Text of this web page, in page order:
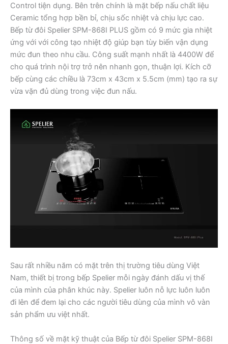
Control tiện dụng. Bên trên chính là mặt bếp nấu chất liệu
Ceramic tổng hợp bền bỉ, chịu sốc nhiệt và chịu lực cao.
Bếp từ đôi Spelier SPM-868I PLUS gồm có 9 mức gia nhiệt
ứng với với công tạo nhiệt độ giúp bạn tùy biến vận dụng
mức đun theo nhu cầu. Công suất mạnh nhất là 4400W để
cho quá trình nội trợ trở nên nhanh gọn, thuận lợi. Kích cỡ
bếp cùng các chiều là 73cm x 43cm x 5.5cm (mm) tạo ra sự
vừa vặn đủ dùng trong việc đun nấu.
Sau rất nhiều năm có mặt trên thị trường tiêu dùng Việt
Nam, thiết bị trong bếp Spelier mỗi ngày đánh dấu vị thế
của mình của phân khúc này. Spelier luôn nỗ lực luôn luôn
đi lên để đem lại cho các người tiêu dùng của mình vô vàn
sản phẩm ưu việt nhất.
Thông số về mặt kỹ thuật của Bếp từ đôi Spelier SPM-868I